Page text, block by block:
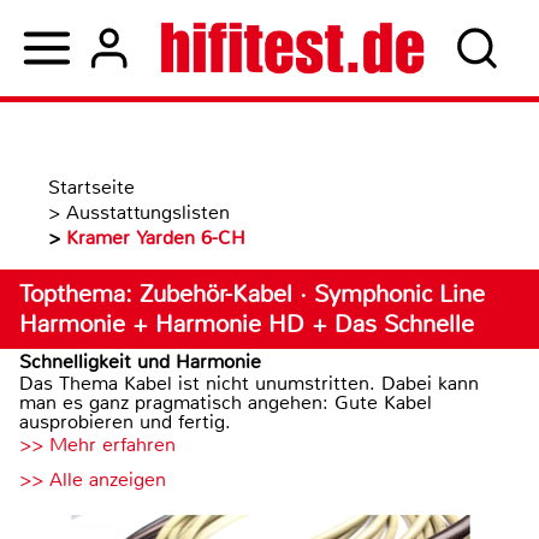
Startseite
> Ausstattungslisten
> Kramer Yarden 6-CH
Topthema: Zubehör-Kabel · Symphonic Line
Harmonie + Harmonie HD + Das Schnelle
Schnelligkeit und Harmonie
Das Thema Kabel ist nicht unumstritten. Dabei kann
man es ganz pragmatisch angehen: Gute Kabel
ausprobieren und fertig.
>> Mehr erfahren
>> Alle anzeigen